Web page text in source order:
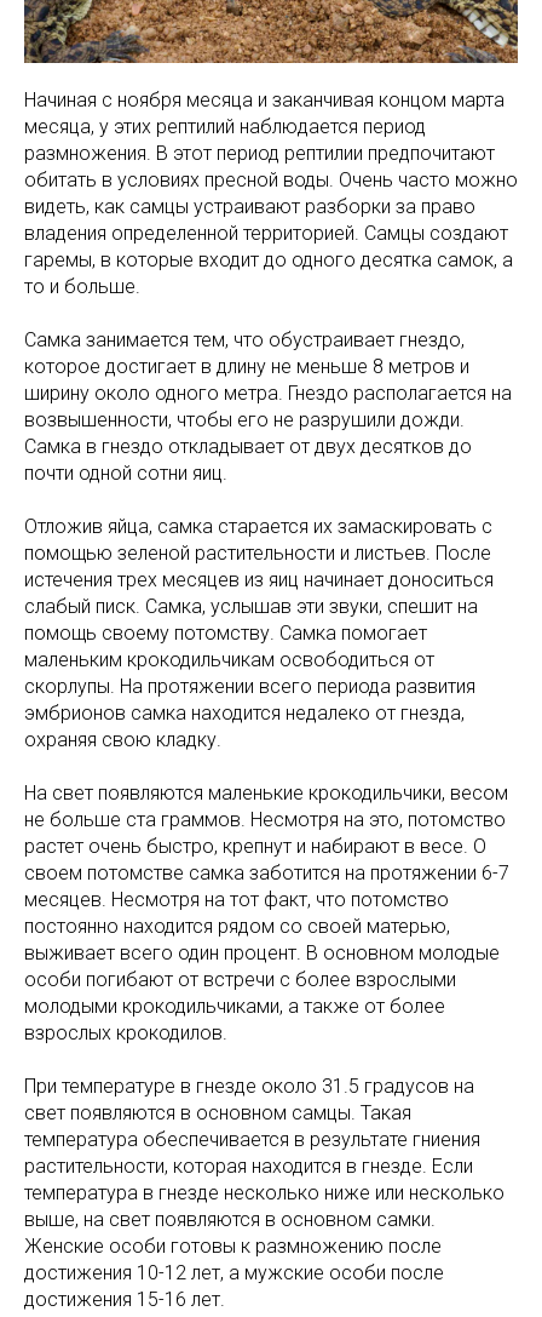
Начиная с ноября месяца и заканчивая концом марта
месяца, у этих рептилий наблюдается период
размножения. В этот период рептилии предпочитают
обитать в условиях пресной воды. Очень часто можно
видеть, как самцы устраивают разборки за право
владения определенной территорией. Самцы создают
гаремы, в которые входит до одного десятка самок, а
то и больше.
Самка занимается тем, что обустраивает гнездо,
которое достигает в длину не меньше 8 метров и
ширину около одного метра. Гнездо располагается на
возвышенности, чтобы его не разрушили дожди.
Самка в гнездо откладывает от двух десятков до
почти одной сотни яиц.
Отложив яйца, самка старается их замаскировать с
помощью зеленой растительности и листьев. После
истечения трех месяцев из яиц начинает доноситься
слабый писк. Самка, услышав эти звуки, спешит на
помощь своему потомству. Самка помогает
маленьким крокодильчикам освободиться от
скорлупы. На протяжении всего периода развития
эмбрионов самка находится недалеко от гнезда,
охраняя свою кладку.
На свет появляются маленькие крокодильчики, весом
не больше ста граммов. Несмотря на это, потомство
растет очень быстро, крепнут и набирают в весе. О
своем потомстве самка заботится на протяжении 6-7
месяцев. Несмотря на тот факт, что потомство
постоянно находится рядом со своей матерью,
выживает всего один процент. В основном молодые
особи погибают от встречи с более взрослыми
молодыми крокодильчиками, а также от более
взрослых крокодилов.
При температуре в гнезде около 31.5 градусов на
свет появляются в основном самцы. Такая
температура обеспечивается в результате гниения
растительности, которая находится в гнезде. Если
температура в гнезде несколько ниже или несколько
выше, на свет появляются в основном самки.
Женские особи готовы к размножению после
достижения 10-12 лет, а мужские особи после
достижения 15-16 лет.